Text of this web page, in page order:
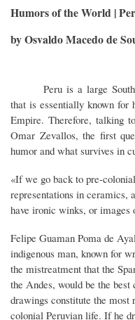
Humors of the World |
by Osvaldo Macedo de
Peru is a large
that is essentially known for
Empire. Therefore, talking
Omar Zevallos, the first
humor and what survives in
«If we go back to pre-
representations in ceramics,
have ironic winks, or
Felipe Guaman Poma de
indigenous man, known for
the mistreatment that the
the Andes, would be the
drawings constitute the most
colonial Peruvian life. If he